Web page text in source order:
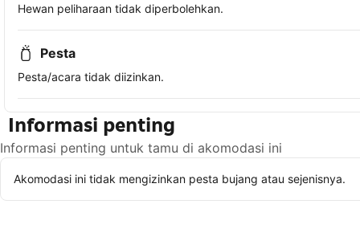
Hewan peliharaan tidak diperbolehkan.
Pesta
Pesta/acara tidak diizinkan.
Informasi penting
Informasi penting untuk tamu di akomodasi ini
Akomodasi ini tidak mengizinkan pesta bujang atau sejenisnya.